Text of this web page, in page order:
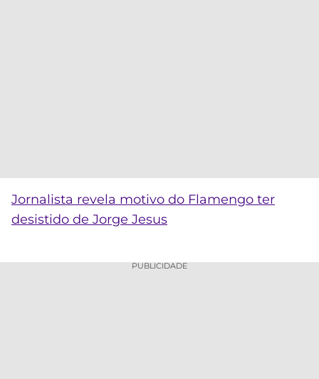
Jornalista revela motivo do Flamengo ter
desistido de Jorge Jesus
PUBLICIDADE